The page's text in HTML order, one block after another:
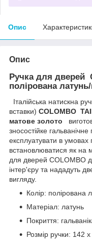
Опис
Опис
Ручка для дверей
полірована
Італійська натискна
вставки) COLOMBO
матове золото
зносостійке
експлуатувати в
встановлюватися як на
для дверей COLOMBO
інтер'єру та нададуть
вигляду.
Колір: полірована
Матеріал: латунь
Покриття:
Розмір ручки: 142